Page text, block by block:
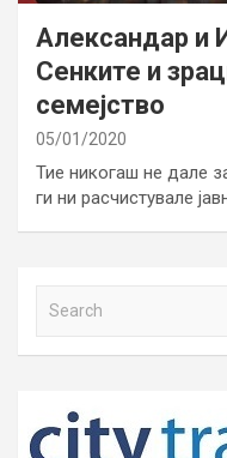
Александар и
Сенките и
семејство
05/01/2020
Тие никогаш не дале
ги ни расчистувале
h